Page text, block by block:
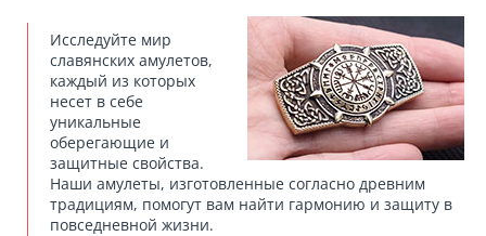
Исследуйте мир
славянских амулетов,
каждый из которых
несет в себе
уникальные
оберегающие и
защитные свойства.
Наши амулеты, изготовленные согласно древним
традициям, помогут вам найти гармонию и защиту в
повседневной жизни.